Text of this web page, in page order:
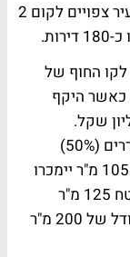
בת ים תופסת גובה - במתחם פארק הים בעיר צפויים לקום 2
החוף של
מיליון שקל כאשר היקף
צפוי להסתכם בכ-245 מיליון שקל.
הפרויקט מציע דירות 4 חדרים (40%), 5 חדרים (50%)
ופנטהאוזים (10%). דירות 4 חדרים בשטח 105 מ"ר יימכרו
ב-1.6-1.9 מיליון שקל, דירות 5 חדרים בשטח 125 מ"ר
יימכרו ב-1.7-2.2 מיליון שקל. פנטהאוז בגודל של 200 מ"ר